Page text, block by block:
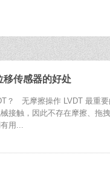
移传感器的好处
？ 无摩擦操作 LVDT 最重
接触，因此不存在摩擦、拖
用...